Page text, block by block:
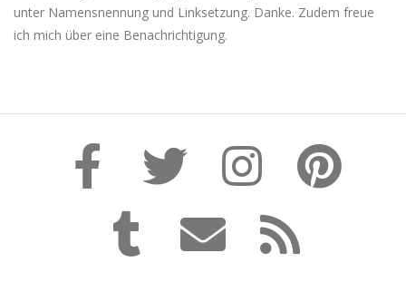
unter Namensnennung und Linksetzung. Danke. Zudem freue
ich mich über eine Benachrichtigung.